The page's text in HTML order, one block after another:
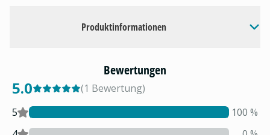
Produktinformationen
Bewertungen
5.0 (1 Bewertung)
5
100 %